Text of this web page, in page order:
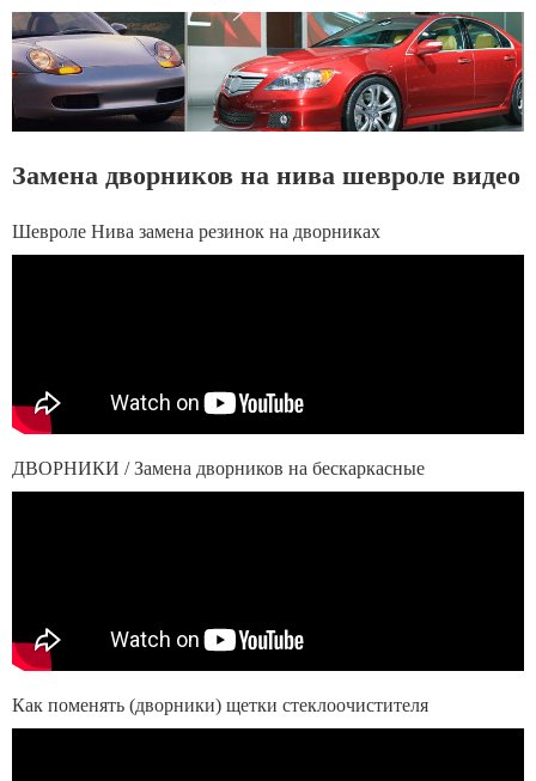
Замена дворников на нива шевроле видео
Шевроле Нива замена резинок на дворниках
ДВОРНИКИ / Замена дворников на бескаркасные
Как поменять (дворники) щетки стеклоочистителя